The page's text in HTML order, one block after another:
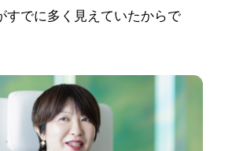
すでに多く見えていたからで